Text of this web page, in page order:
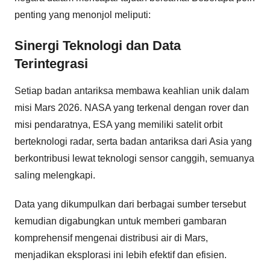
penting yang menonjol meliputi:
Sinergi Teknologi dan Data
Terintegrasi
Setiap badan antariksa membawa keahlian unik dalam
misi Mars 2026. NASA yang terkenal dengan rover dan
misi pendaratnya, ESA yang memiliki satelit orbit
berteknologi radar, serta badan antariksa dari Asia yang
berkontribusi lewat teknologi sensor canggih, semuanya
saling melengkapi.
Data yang dikumpulkan dari berbagai sumber tersebut
kemudian digabungkan untuk memberi gambaran
komprehensif mengenai distribusi air di Mars,
menjadikan eksplorasi ini lebih efektif dan efisien.